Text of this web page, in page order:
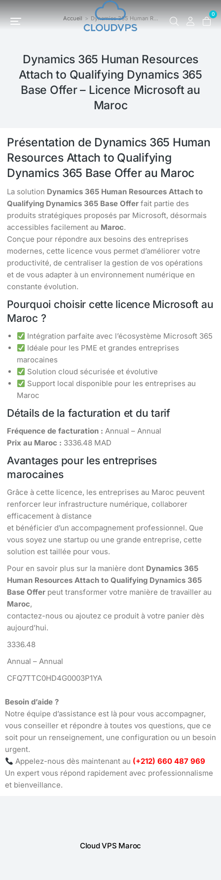
0
Vous êtes ici :Accueil Dynamics 365 Human R…
Dynamics 365 Human Resources
Attach to Qualifying Dynamics 365
Base Offer – Licence Microsoft au
Maroc
Présentation de Dynamics 365 Human
Resources Attach to Qualifying
Dynamics 365 Base Offer au Maroc
La solution Dynamics 365 Human Resources Attach to
Qualifying Dynamics 365 Base Offer fait partie des
produits stratégiques proposés par Microsoft, désormais
accessibles facilement au Maroc.
Conçue pour répondre aux besoins des entreprises
modernes, cette licence vous permet d’améliorer votre
productivité, de centraliser la gestion de vos opérations
et de vous adapter à un environnement numérique en
constante évolution.
Pourquoi choisir cette licence Microsoft au
Maroc ?
Intégration parfaite avec l’écosystème Microsoft 365
Idéale pour les PME et grandes entreprises
marocaines
Solution cloud sécurisée et évolutive
Support local disponible pour les entreprises au
Maroc
Détails de la facturation et du tarif
Fréquence de facturation : Annual – Annual
Prix au Maroc : 3336.48 MAD
Avantages pour les entreprises
marocaines
Grâce à cette licence, les entreprises au Maroc peuvent
renforcer leur infrastructure numérique, collaborer
efficacement à distance
et bénéficier d’un accompagnement professionnel. Que
vous soyez une startup ou une grande entreprise, cette
solution est taillée pour vous.
Pour en savoir plus sur la manière dont Dynamics 365
Human Resources Attach to Qualifying Dynamics 365
Base Offer peut transformer votre manière de travailler au
Maroc,
contactez-nous ou ajoutez ce produit à votre panier dès
aujourd’hui.
3336.48
Annual – Annual
CFQ7TTC0HD4G0003P1YA
Besoin d’aide ?
Notre équipe d’assistance est là pour vous accompagner,
vous conseiller et répondre à toutes vos questions, que ce
soit pour un renseignement, une configuration ou un besoin
urgent.
Appelez-nous dès maintenant au (+212) 660 487 969
Un expert vous répond rapidement avec professionnalisme
et bienveillance.
Cloud VPS Maroc